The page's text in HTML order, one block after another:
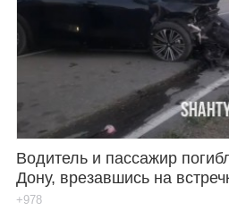
Водитель и пассажир
Дону, врезавшись на
+978